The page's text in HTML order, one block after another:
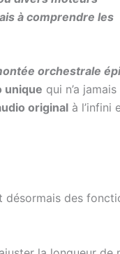
à comprendre les
orchestrale
unique qui n’a
original à l’infini
désormais des